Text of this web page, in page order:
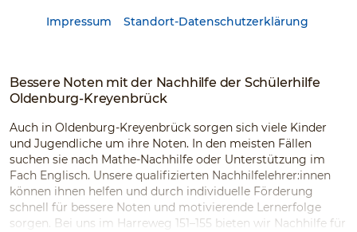
Impressum Standort-Datenschutzerklärung
Bessere Noten mit der Nachhilfe der Schülerhilfe
Oldenburg-Kreyenbrück
Auch in Oldenburg-Kreyenbrück sorgen sich viele Kinder
und Jugendliche um ihre Noten. In den meisten Fällen
suchen sie nach Mathe-Nachhilfe oder Unterstützung im
Fach Englisch. Unsere qualifizierten Nachhilfelehrer:innen
können ihnen helfen und durch individuelle Förderung
schnell für bessere Noten und motivierende Lernerfolge
sorgen. Bei uns im Harreweg 151–155 bieten wir Nachhilfe für